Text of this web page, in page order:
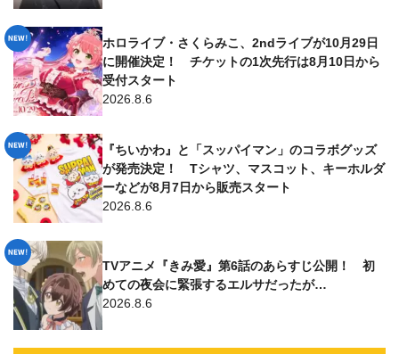
ホロライブ・さくらみこ、2ndライブが10月29日
に開催決定！ チケットの1次先行は8月10日から
受付スタート
2026.8.6
『ちいかわ』と「スッパイマン」のコラボグッズ
が発売決定！ Tシャツ、マスコット、キーホルダ
ーなどが8月7日から販売スタート
2026.8.6
TVアニメ『きみ愛』第6話のあらすじ公開！ 初
めての夜会に緊張するエルサだったが…
2026.8.6